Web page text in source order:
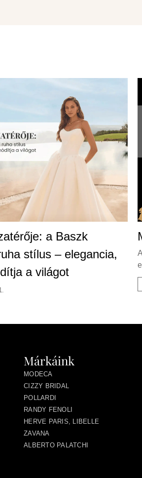
a Baszk
stílus – elegancia,
a világot
Márkáink
MODECA
CIZZY BRIDAL
POLLARDI
RANDY FENOLI
HERVE PARIS, LIBELLE
ZAVANA
ALBERTO PALATCHI